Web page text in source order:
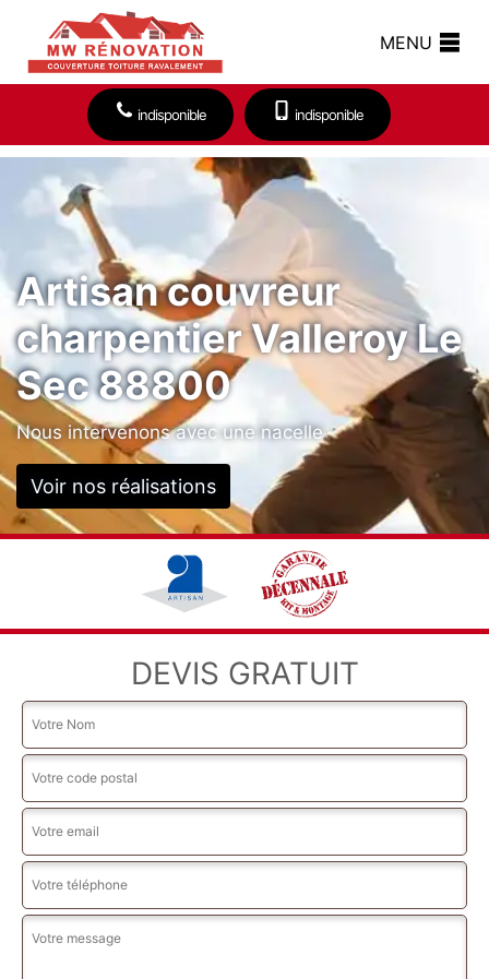
MENU
indisponible indisponible
Artisan couvreur
charpentier Valleroy Le
Sec 88800
Nous intervenons avec une nacelle
Voir nos réalisations
DEVIS GRATUIT